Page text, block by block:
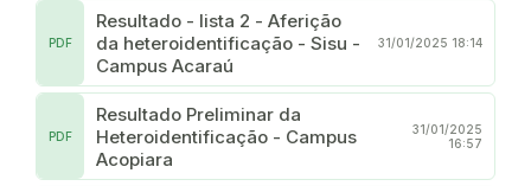
Resultado - lista 2 - Aferição
da heteroidentificação - Sisu -
Campus Acaraú
PDF 31/01/2025 18:14
Resultado Preliminar da
Heteroidentificação - Campus
Acopiara
PDF
31/01/2025
16:57